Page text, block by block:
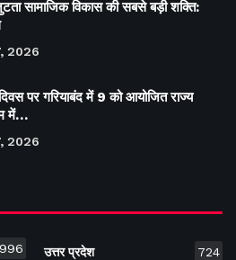
सामाजिक विकास की सबसे बड़ी शक्ति:
2026
पर गरियाबंद में 9 को आयोजित राज्य
में…
2026
उत्तर प्रदेश 724